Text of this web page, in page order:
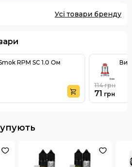
Усі товари бренду
RPM SC 1.0 Ом
71 грн
114грн